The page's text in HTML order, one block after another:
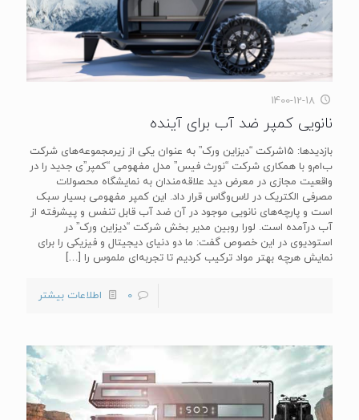
1400-12-18
نانویی کمپر ضد آب برای آینده
بازدیدها: 15شرکت “دیزاین ورک” به عنوان یکی از زیرمجموعه‌های شرکت
ب‌ام‌و با همکاری شرکت “نورث فیس” مدل مفهومی “کمپر”ی جدید را در
واقعیت مجازی در معرض دید علاقه‌مندان به نمایشگاه محصولات
مصرفی الکتریک در لاس‌وگاس قرار داد. این کمپر مفهومی بسیار سبک
است و پارچه‌های نانویی موجود در آن ضد آب قابل تنفس و پیشرفته از
آب درآمده است. لورا روبین مدیر بخش شرکت “دیزاین ورک” در
استودیوی در این خصوص گفت: ما دو دنیای دیجیتال و فیزیکی را برای
نمایش هرچه بهتر مواد ترکیب کردیم تا تجربه‌ای ملموس را […]
0 اطلاعات بیشتر